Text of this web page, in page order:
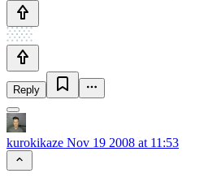
Reply
kurokikaze Nov 19 2008 at 11:53